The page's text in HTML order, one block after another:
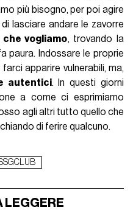
più bisogno, per poi agire
lasciare andare le zavorre
vogliamo, trovando la
paura. Indossare le proprie
apparire vulnerabili, ma,
autentici. In questi giorni
a come ci esprimiamo
agli altri tutto quello che
di ferire qualcuno.
LEGGERE